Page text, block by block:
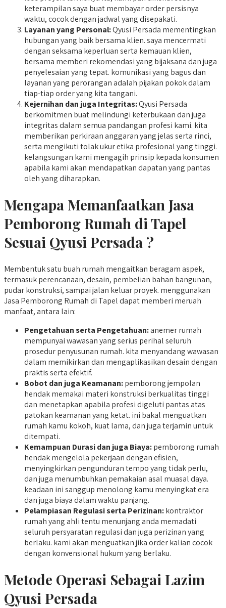
keterampilan saya buat membayar order persisnya
waktu, cocok dengan jadwal yang disepakati.
Layanan yang Personal:Qyusi Persada mementingkan
hubungan yang baik bersama klien. saya mencermati
dengan seksama keperluan serta kemauan klien,
bersama memberi rekomendasi yang bijaksana dan juga
penyelesaian yang tepat. komunikasi yang bagus dan
layanan yang perorangan adalah pijakan pokok dalam
tiap-tiap order yang kita tangani.
Kejernihan dan juga Integritas:Qyusi Persada
berkomitmen buat melindungi keterbukaan dan juga
integritas dalam semua pandangan profesi kami. kita
memberikan perkiraan anggaran yang jelas serta rinci,
serta mengikuti tolak ukur etika profesional yang tinggi.
kelangsungan kami mengagih prinsip kepada konsumen
apabila kami akan mendapatkan dapatan yang pantas
oleh yang diharapkan.
Mengapa Memanfaatkan Jasa
Pemborong Rumah di Tapel
Sesuai Qyusi Persada ?
Membentuk satu buah rumah mengaitkan beragam aspek,
termasuk perencanaan, desain, pembelian bahan bangunan,
pudar konstruksi, sampai jalan keluar proyek. menggunakan
Jasa Pemborong Rumah di Tapel dapat memberi meruah
manfaat, antara lain:
Pengetahuan serta Pengetahuan:anemer rumah
mempunyai wawasan yang serius perihal seluruh
prosedur penyusunan rumah. kita menyandang wawasan
dalam memikirkan dan mengaplikasikan desain dengan
praktis serta efektif.
Bobot dan juga Keamanan:pemborong jempolan
hendak memakai materi konstruksi berkualitas tinggi
dan menetapkan apabila profesi digeluti pantas atas
patokan keamanan yang ketat. ini bakal menguatkan
rumah kamu kokoh, kuat lama, dan juga terjamin untuk
ditempati.
Kemampuan Durasi dan juga Biaya:pemborong rumah
hendak mengelola pekerjaan dengan efisien,
menyingkirkan pengunduran tempo yang tidak perlu,
dan juga menumbuhkan pemakaian asal muasal daya.
keadaan ini sanggup menolong kamu menyingkat era
dan juga biaya dalam waktu panjang.
Pelampiasan Regulasi serta Perizinan:kontraktor
rumah yang ahli tentu menunjang anda memadati
seluruh persyaratan regulasi dan juga perizinan yang
berlaku. kami akan menguatkan jika order kalian cocok
dengan konvensional hukum yang berlaku.
Metode Operasi Sebagai Lazim
Qyusi Persada